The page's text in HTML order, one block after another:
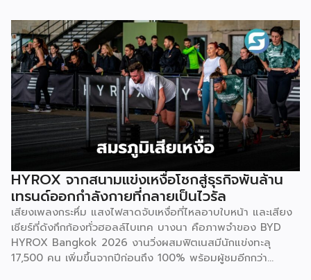
ตลาดให้คลินิก แทนที่จะปล่อยให้แต่ละแห่งลองผิดลองถูกด้วยงบ
ประมาณตัวเอง […]
แคปปิตอล กรุ๊ป โฮลดิ้งส์ จำกัด หนึ่งในผู้บุกเบิกวงการนี้และผู้
ขยายธุรกิจสู่คอมมูนิตี้สุขภาพ “StayGold” ได้ประกาศนโยบาย
ใหม่ แจกโบนัสสุขภาพเป็นโบนัสก้อนที่สองเพิ่มเติมจากโบนัสปกติ
เพื่อสร้างแรงจูงใจให้พนักงานหันมาใส่ใจสุขภาพอย่างจริงจัง และ
ผลักดันบิทคับให้เป็นองค์กรยุคใหม่ที่ขับเคลื่อนด้วยคุณภาพควบคู่
ไปกับสุขภาวะที่ดี นโยบายดังกล่าวขับเคลื่อนผ่านโครงการ
“Bitkuber Longevity Journey Program” ซึ่งเปิดให้พนักงาน
เข้าร่วมตามความสมัครใจ โดยจะวัดผลจากการเปลี่ยนแปลง
สุขภาพเป็นรายบุคคลเปรียบเทียบช่วงต้นปีและปลายปี เปิดโอกาส
ให้ทุกคนมีสิทธิ์ได้รับโบนัสเท่าเทียมกัน ไม่ว่าจะเป็นกลุ่มผู้เริ่มต้นที่
พัฒนาสุขภาพให้ดีขึ้น หรือกลุ่มคนรักสุขภาพที่สามารถรักษา
มาตรฐานที่ดีไว้ได้ โดยเกณฑ์การประเมินจะมุ่งเน้นไปที่การป้องกัน
โรคในกลุ่มคนทำงานออฟฟิศ ครอบคลุม 3 ด้าน 6 ตัวชี้วัด ได้แก่
1.ด้านระบบเผาผลาญ ประเมินค่าสมดุลระหว่างไขมันสะสมกับไข
มันที่ช่วยทำความสะอาดหลอดเลือด (Triglyceride-to-HDL
ratio) ระดับไขมันที่เกาะตามอวัยวะภายในช่องท้อง (Visceral Fat
Rating) และวัดค่าคอเลสเตอรอลชนิดไขมันไม่ดี (LDL) 2.ด้าน
HYROX จากสนามแข่งเหงื่อโชกสู่ธุรกิจพันล้าน
เทรนด์ออกกำลังกายที่กลายเป็นไวรัล
เสียงเพลงกระหึ่ม แสงไฟสาดจับเหงื่อที่ไหลอาบใบหน้า และเสียง
เชียร์ที่ดังกึกก้องทั่วฮอลล์ไบเทค บางนา คือภาพจำของ BYD
HYROX Bangkok 2026 งานวิ่งผสมฟิตเนสมีนักแข่งทะลุ
17,500 คน เพิ่มขึ้นจากปีก่อนถึง 100% พร้อมผู้ชมอีกกว่า